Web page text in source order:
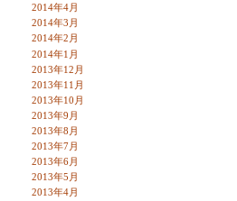
2014年4月
2014年3月
2014年2月
2014年1月
2013年12月
2013年11月
2013年10月
2013年9月
2013年8月
2013年7月
2013年6月
2013年5月
2013年4月